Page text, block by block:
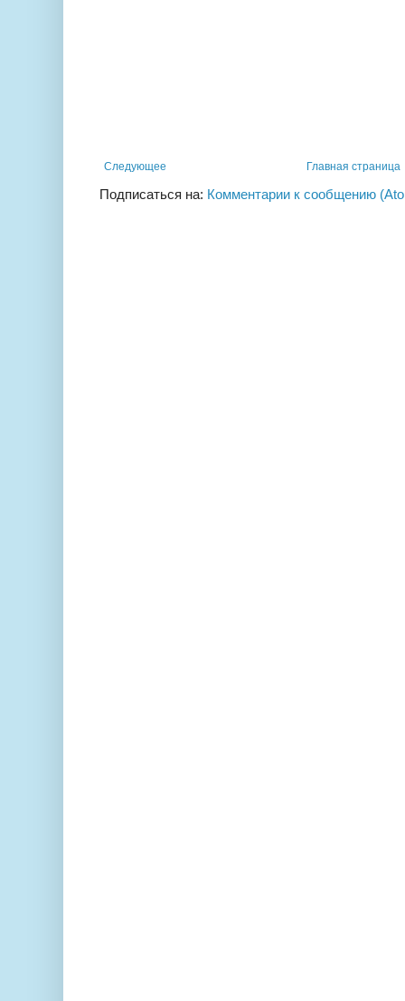
Следующее Главная страница
Подписаться на: Комментарии к сообщению